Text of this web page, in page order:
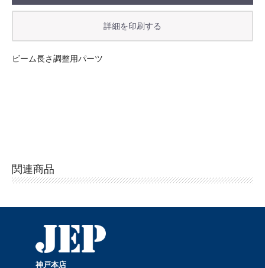
ビーム長さ調整用パーツ
関連商品
神戸本店